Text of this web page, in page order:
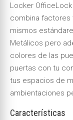
Locker OfficeLock
combina factores
mismos
Metálicos pero
colores de las
puertas con tu
tus espacios de
ambientaciones
Características